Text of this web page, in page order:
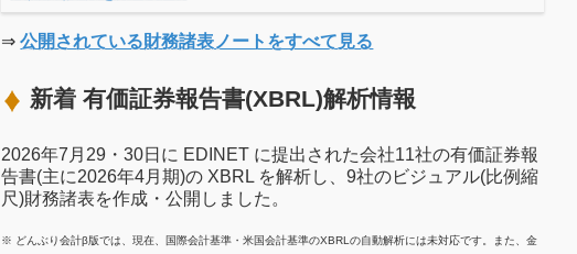
⇒公開されている財務諸表ノートをすべて見る
新着 有価証券報告書(XBRL)解析情報
2026年7月29・30日に EDINET に提出された会社11社の有価証券報
告書(主に2026年4月期)の XBRL を解析し、9社のビジュアル(比例縮
尺)財務諸表を作成・公開しました。
※ どんぶり会計β版では、現在、国際会計基準・米国会計基準のXBRLの自動解析には未対応です。また、金